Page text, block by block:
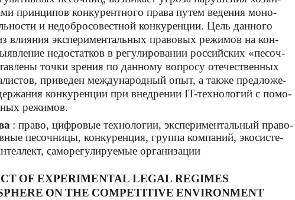
принципов конкурентного права путем ведения моно-
и недобросовестной конкуренции. Цель данного
влияния экспериментальных правовых режимов на кон-
недостатков в регулировании российских «песоч-
точки зрения по данному вопросу отечественных
приведен международный опыт, а также предложе-
конкуренции при внедрении IT-технологий с помо-
режимов.
: право, цифровые технологии, экспериментальный право-
песочницы, конкуренция, группа компаний, экосисте-
саморегулируемые организации
OF EXPERIMENTAL LEGAL REGIMES
ON THE COMPETITIVE ENVIRONMENT